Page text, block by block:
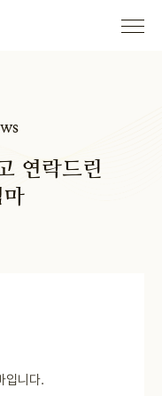
연락드린
마
입니다.